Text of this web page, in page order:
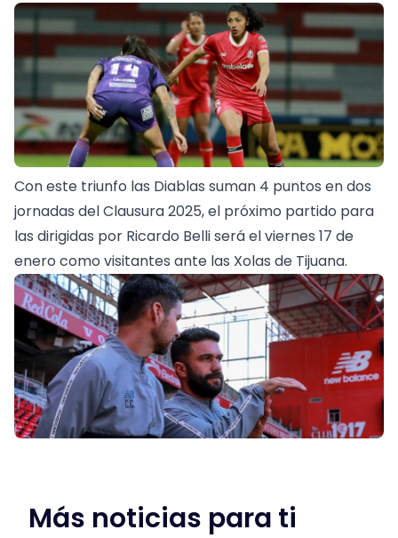
Con este triunfo las Diablas suman 4 puntos en dos
jornadas del Clausura 2025, el próximo partido para
las dirigidas por Ricardo Belli será el viernes 17 de
enero como visitantes ante las Xolas de Tijuana.
Más noticias para ti